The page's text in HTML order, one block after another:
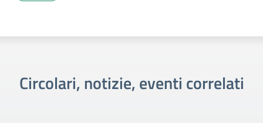
Circolari, notizie, eventi correlati